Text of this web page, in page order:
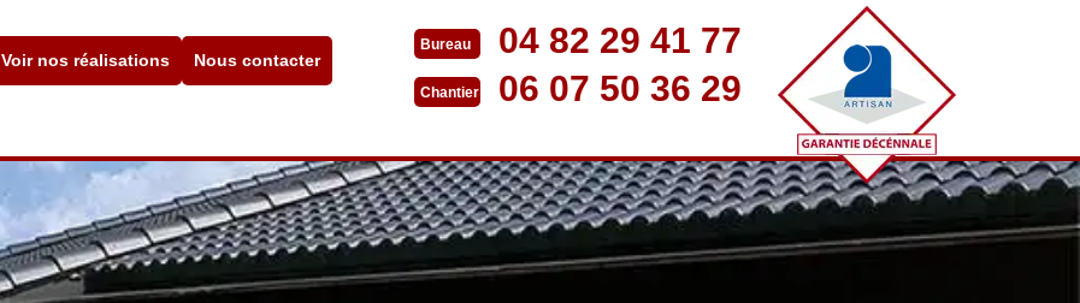
Voir nos réalisations Nous contacter
Bureau 04 82 29 41 77
Chantier 06 07 50 36 29